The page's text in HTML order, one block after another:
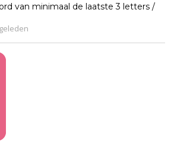
van minimaal de laatste 3 letters /